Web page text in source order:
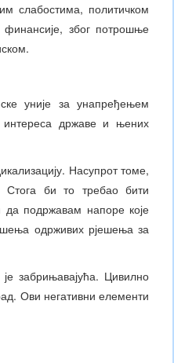
слабостима, политичком
због потрошње
уније за унапређењем
интереса државе и њених
Насупрот томе,
Стога би то требао бити
да подржавам напоре које
одрживих рјешења за
забрињавајућа. Цивилно
Ови негативни елементи